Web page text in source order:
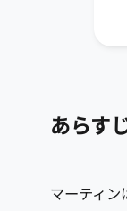
あらす
マーティン